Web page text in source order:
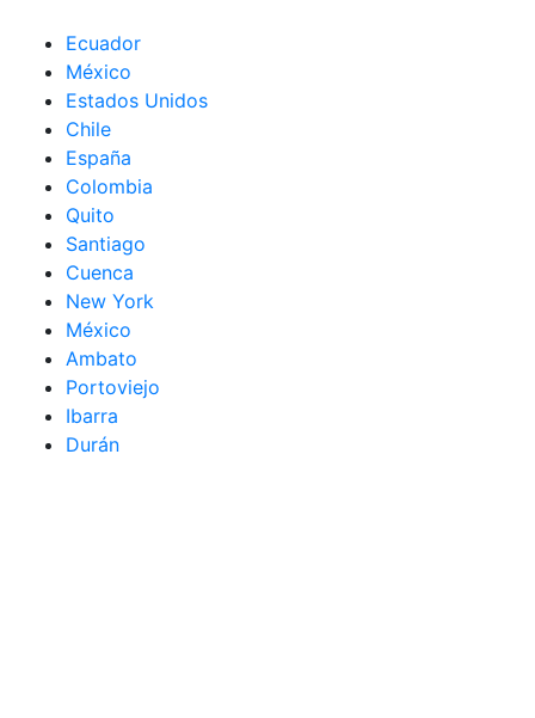
Ecuador
México
Estados Unidos
Chile
España
Colombia
Quito
Santiago
Cuenca
New York
México
Ambato
Portoviejo
Ibarra
Durán